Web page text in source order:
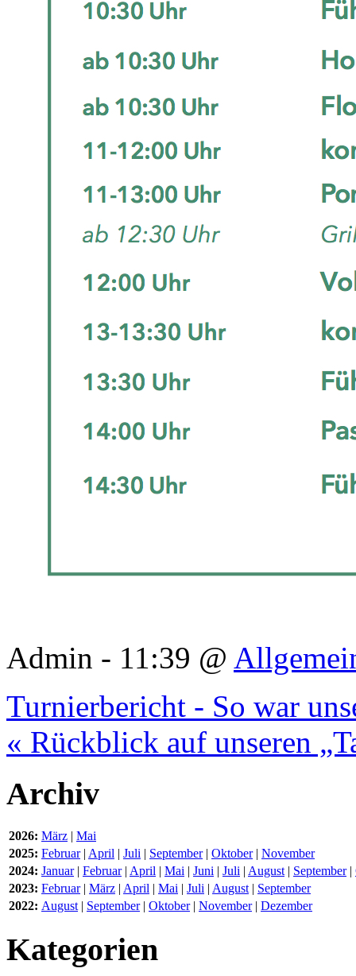
Admin - 11:39 @
Turnierbericht - So war
« Rückblick auf unseren
Archiv
2026: März | Mai
2025: Februar| April | Juli | September| Oktober| November
2024: Januar| Februar| April | Mai | Juni | Juli | August | September|
2023: Februar| März | April | Mai | Juli | August | September
2022: August | September| Oktober| November| Dezember
Kategorien